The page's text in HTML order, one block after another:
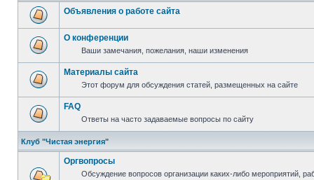
Объявления о работе сайта
О конференции
Ваши замечания, пожелания, наши изменения
Материалы сайта
Этот форум для обсуждения статей, размещенных на сайте
FAQ
Ответы на часто задаваемые вопросы по сайту
Клуб "Чистая энергия"
Оргвопросы
Обсуждение вопросов организации каких-либо мероприятий,